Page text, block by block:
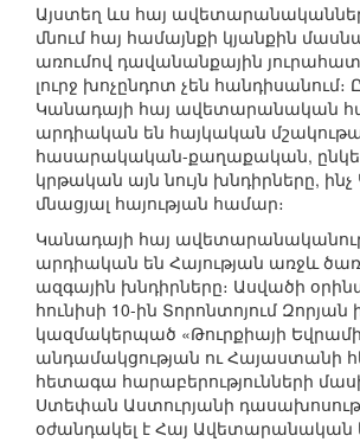
Այստեղ ևս հայ
մնում հայ համայնքի կյանքին
առումով դավանանքային
լուրջ խոչընդոտ չեն
Կանադայի հայ ավետարանական
արդիական են հայկական
հասարակական-քաղաքական,
կրթական այն նույն խնդիրները,
մնացյալ հայության համար։
Կանադայի հայ
արդիական են Հայության առջև
ազգային խնդիրները։ Ասվածի
հունիսի 10-ին Տորոնտոյում
կազմակերպած «Թուրքիայի
անդամակցության ու Հայաստանի
հետագա հարաբերությունների
Ստեփան Աստուրյանի
օժանդակել է Հայ Ավետարանական